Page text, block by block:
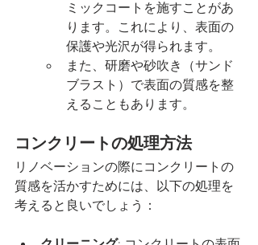
ミックコートを施すことがあ
ります。これにより、表面の
保護や光沢が得られます。
また、研磨や砂吹き（サンド
ブラスト）で表面の質感を整
えることもあります。
コンクリートの処理方法
リノベーションの際にコンクリートの
質感を活かすためには、以下の処理を
考えると良いでしょう：